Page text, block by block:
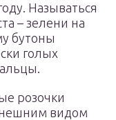
Называться
– зелени на
бутоны
голых
розочки
видом